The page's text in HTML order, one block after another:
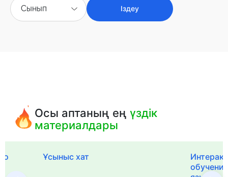
Сынып Іздеу
Осы аптаның еңүздік
материалдары
Ұсыныс хат